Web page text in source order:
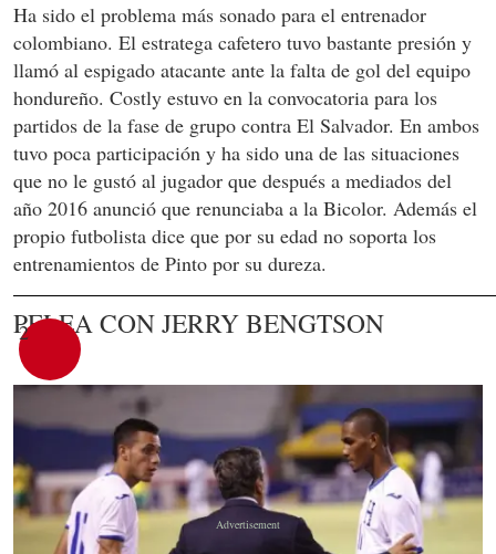
Ha sido el problema más sonado para el entrenador
colombiano. El estratega cafetero tuvo bastante presión y
llamó al espigado atacante ante la falta de gol del equipo
hondureño. Costly estuvo en la convocatoria para los
partidos de la fase de grupo contra El Salvador. En ambos
tuvo poca participación y ha sido una de las situaciones
que no le gustó al jugador que después a mediados del
año 2016 anunció que renunciaba a la Bicolor. Además el
propio futbolista dice que por su edad no soporta los
entrenamientos de Pinto por su dureza.
2
PELEA CON JERRY BENGTSON